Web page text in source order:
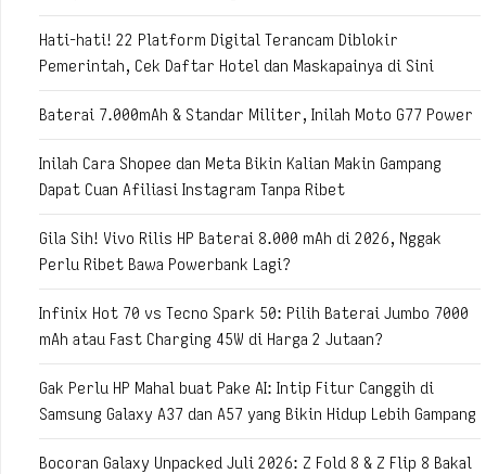
Hati-hati! 22 Platform Digital Terancam Diblokir
Pemerintah, Cek Daftar Hotel dan Maskapainya di Sini
Baterai 7.000mAh & Standar Militer, Inilah Moto G77 Power
Inilah Cara Shopee dan Meta Bikin Kalian Makin Gampang
Dapat Cuan Afiliasi Instagram Tanpa Ribet
Gila Sih! Vivo Rilis HP Baterai 8.000 mAh di 2026, Nggak
Perlu Ribet Bawa Powerbank Lagi?
Infinix Hot 70 vs Tecno Spark 50: Pilih Baterai Jumbo 7000
mAh atau Fast Charging 45W di Harga 2 Jutaan?
Gak Perlu HP Mahal buat Pake AI: Intip Fitur Canggih di
Samsung Galaxy A37 dan A57 yang Bikin Hidup Lebih Gampang
Bocoran Galaxy Unpacked Juli 2026: Z Fold 8 & Z Flip 8 Bakal